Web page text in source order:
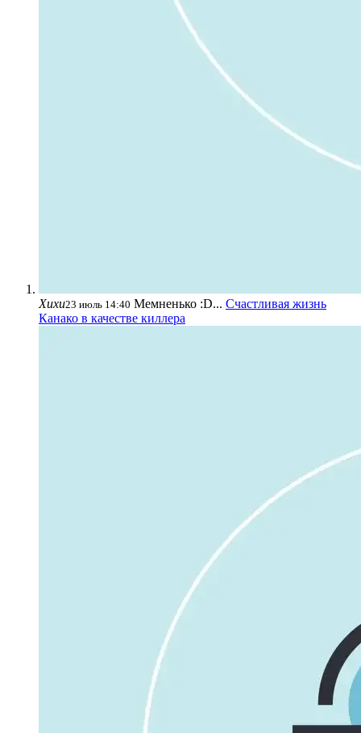
Хихи23 июль 14:40 Мемненько :D... Счастливая жизнь
Канако в качестве киллера